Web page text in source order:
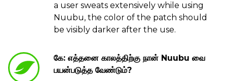
a user sweats extensively while using
Nuubu, the color of the patch should
be visibly darker after the use.
கே: எத்தனை காலத்திற்கு நான் Nuubu வை
பயன்படுத்த வேண்டும்?